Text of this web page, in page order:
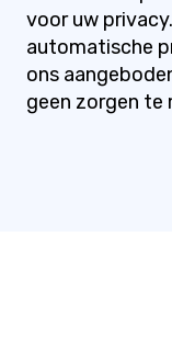
voor uw
automatische
ons
geen zorgen te